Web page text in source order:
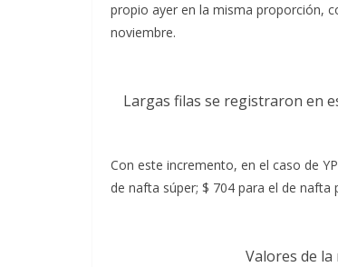
propio ayer en la misma proporción,
noviembre.
Largas filas se registraron en
Con este incremento, en el caso de
de nafta súper; $ 704 para el de nafta
Valores de